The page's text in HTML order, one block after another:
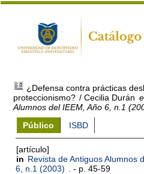
¿Defensa contra prácticas
proteccionismo? / Cecilia Durán
Alumnos del IEEM, Año 6, n.1
Público
ISBD
[artículo]
in Revista de Antiguos Alumnos
6, n.1 (2003)
. - p. 45-59